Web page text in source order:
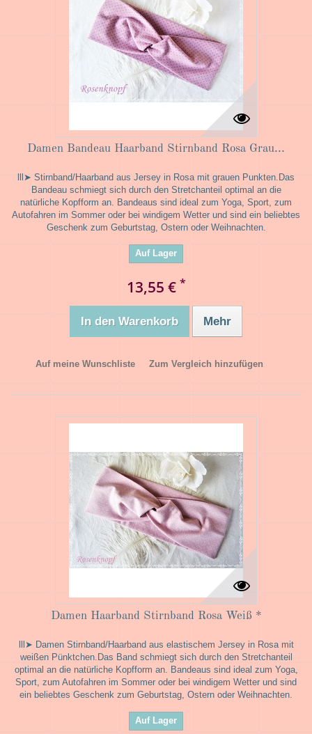
Damen Bandeau Haarband Stirnband Rosa Grau...
lll➤ Stirnband/Haarband aus Jersey in Rosa mit grauen Punkten.Das
Bandeau schmiegt sich durch den Stretchanteil optimal an die
natürliche Kopfform an. Bandeaus sind ideal zum Yoga, Sport, zum
Autofahren im Sommer oder bei windigem Wetter und sind ein beliebtes
Geschenk zum Geburtstag, Ostern oder Weihnachten.
Auf Lager
13,55 € *
In den Warenkorb Mehr
Auf meine Wunschliste Zum Vergleich hinzufügen
Damen Haarband Stirnband Rosa Weiß *
lll➤ Damen Stirnband/Haarband aus elastischem Jersey in Rosa mit
weißen Pünktchen.Das Band schmiegt sich durch den Stretchanteil
optimal an die natürliche Kopfform an. Bandeaus sind ideal zum Yoga,
Sport, zum Autofahren im Sommer oder bei windigem Wetter und sind
ein beliebtes Geschenk zum Geburtstag, Ostern oder Weihnachten.
Auf Lager